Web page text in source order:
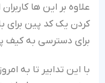
علاوه بر این ها
کردن یک کد پین برای
برای دسترسی به کیف
با این تدابیر تا به